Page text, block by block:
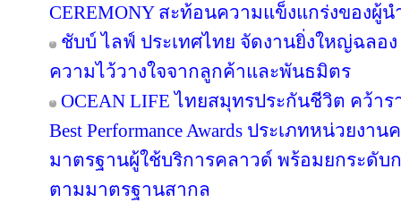
CEREMONY สะท้อนความแข็งแกร่งของผู้
ชับบ์ ไลฟ์ ประเทศไทย จัดงานยิ่งใหญ่ฉลอ
ความไว้วางใจจากลูกค้าและพันธมิตร
OCEAN LIFE ไทยสมุทรประกันชีวิต คว้ารา
Best Performance Awards ประเภทหน่วยง
มาตรฐานผู้ใช้บริการคลาวด์ พร้อมยกระดับ
ตามมาตรฐานสากล